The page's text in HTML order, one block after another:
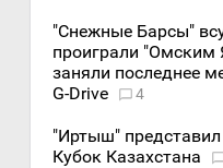
"Снежные Барсы"
проиграли "Омским
заняли последнее
G-Drive
4
"Иртыш" представил
Кубок Казахстана